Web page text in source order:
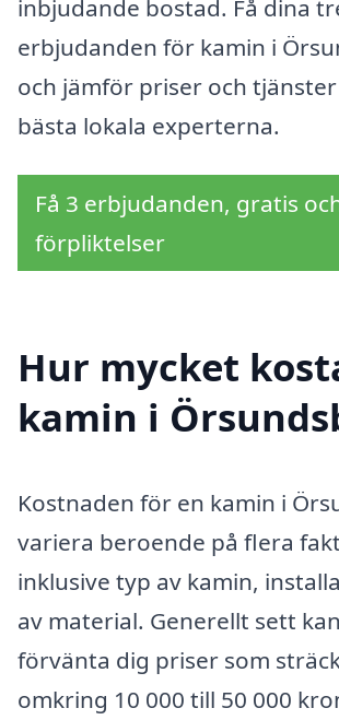
inbjudande bostad. Få dina
erbjudanden för kamin i
och jämför priser och
bästa lokala experterna.
Få 3 erbjudanden, gratis
förpliktelser
Hur mycket
kamin i
Kostnaden för en kamin i
variera beroende på flera
inklusive typ av kamin,
av material. Generellt sett
förvänta dig priser som
omkring 10 000 till 50 000